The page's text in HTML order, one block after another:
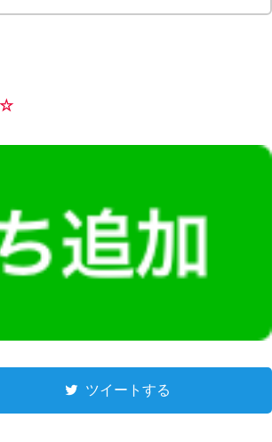
☆
ツイートする